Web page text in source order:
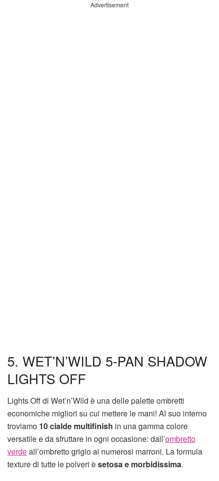
Advertisement
5. WET’N’WILD 5-PAN SHADOW
LIGHTS OFF
Lights Off di Wet’n’Wild è una delle palette ombretti
economiche migliori su cui mettere le mani! Al suo interno
troviamo 10 cialde multifinish in una gamma colore
versatile e da sfruttare in ogni occasione: dall’ombretto
verdeall’ombretto grigio ai numerosi marroni. La formula
texture di tutte le polveri èsetosa e morbidissima.